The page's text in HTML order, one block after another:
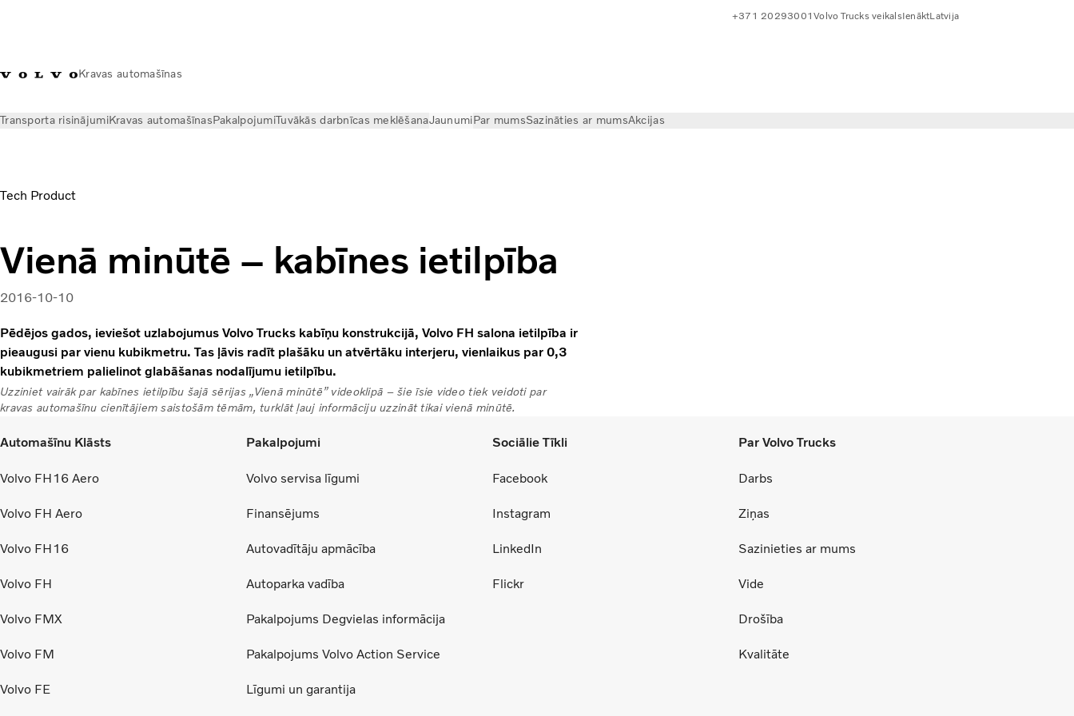
Kravas automašīnas
+371 20293001Volvo Trucks veikalsIenāktLatvija
Transporta risinājumiKravas automašīnasPakalpojumiTuvākās darbnīcas meklēšanaJaunumiPar mumsSazināties ar mumsAkcijas
Tech Product
Vienā minūtē – kabīnes ietilpība
2016-10-10
Pēdējos gados, ieviešot uzlabojumus Volvo Trucks kabīņu konstrukcijā, Volvo FH salona ietilpība ir
pieaugusi par vienu kubikmetru. Tas ļāvis radīt plašāku un atvērtāku interjeru, vienlaikus par 0,3
kubikmetriem palielinot glabāšanas nodalījumu ietilpību.
Uzziniet vairāk par kabīnes ietilpību šajā sērijas „Vienā minūtē” videoklipā – šie īsie video tiek veidoti par
kravas automašīnu cienītājiem saistošām tēmām, turklāt ļauj informāciju uzzināt tikai vienā minūtē.
Automašīnu Klāsts
Volvo FH16 Aero
Volvo FH Aero
Volvo FH16
Volvo FH
Volvo FMX
Volvo FM
Volvo FE
Pakalpojumi
Volvo servisa līgumi
Finansējums
Autovadītāju apmācība
Autoparka vadība
Pakalpojums Degvielas informācija
Pakalpojums Volvo Action Service
Līgumi un garantija
Sociālie Tīkli
Facebook
Instagram
LinkedIn
Flickr
Par Volvo Trucks
Darbs
Ziņas
Sazinieties ar mums
Vide
Drošība
Kvalitāte